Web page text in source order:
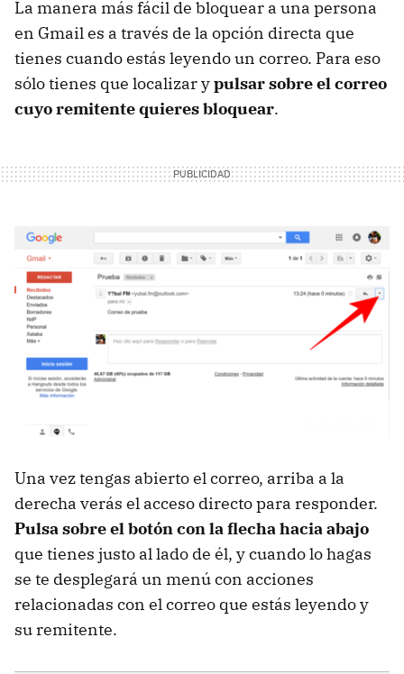
La manera más fácil de bloquear a una persona
en Gmail es a través de la opción directa que
tienes cuando estás leyendo un correo. Para eso
sólo tienes que localizar ypulsar sobre el correo
cuyo remitente quieres bloquear.
Una vez tengas abierto el correo, arriba a la
derecha verás el acceso directo para responder.
Pulsa sobre el botón con la flecha hacia abajo
que tienes justo al lado de él, y cuando lo hagas
se te desplegará un menú con acciones
relacionadas con el correo que estás leyendo y
su remitente.